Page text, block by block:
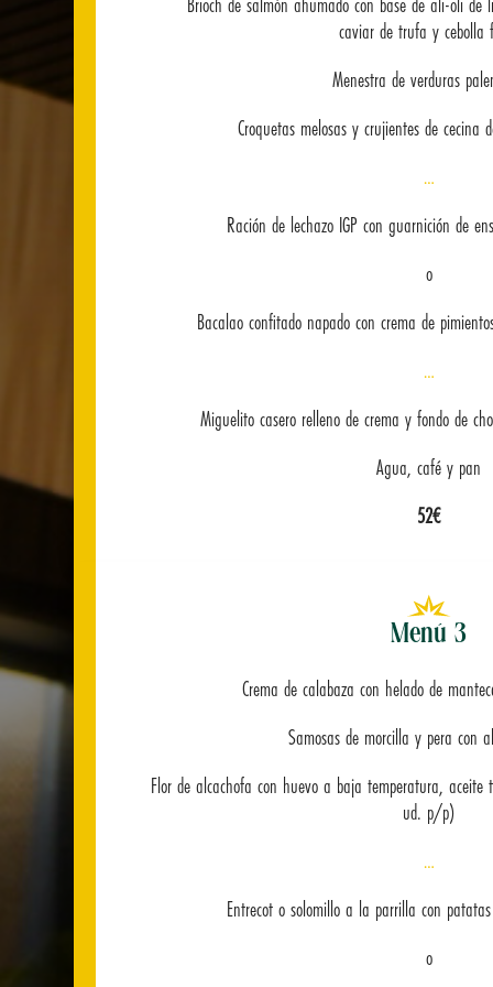
caviar de trufa y cebolla
Menestra de verduras
Croquetas melosas y crujientes de
…
Ración de lechazo IGP con guarnición de
o
Bacalao confitado napado con crema de
…
Miguelito casero relleno de crema y fondo de
Agua, café y pan
52€
Menú 3
Crema de calabaza con helado de
Samosas de morcilla y pera con
Flor de alcachofa con huevo a baja temperatura,
ud. p/p)
…
Entrecot o solomillo a la parrilla con
o